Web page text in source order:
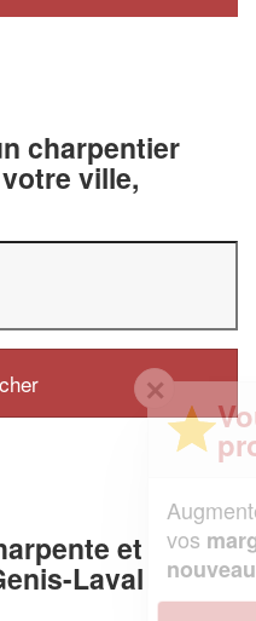
charpentier
ville,
et
Laval
un
chiffre d'affaireset
en gagnant de
!